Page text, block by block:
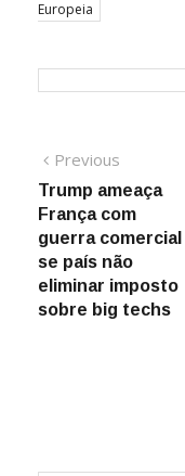
Europeia
Navegação
de
Post
Previous
post:
Trump ameaça
França com
guerra comercial
se país não
eliminar imposto
sobre big techs